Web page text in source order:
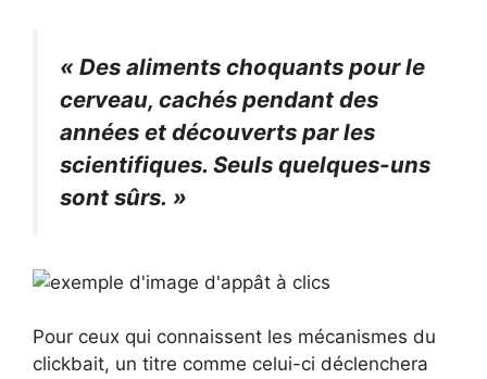
« Des aliments choquants pour le
cerveau, cachés pendant des
années et découverts par les
scientifiques. Seuls quelques-uns
sont sûrs. »
Pour ceux qui connaissent les mécanismes du
clickbait, un titre comme celui-ci déclenchera